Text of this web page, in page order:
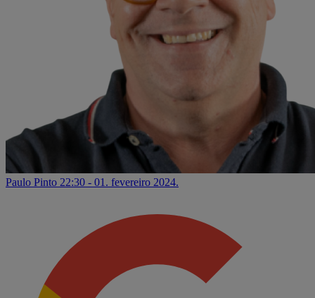
Paulo Pinto 22:30 - 01. fevereiro 2024.